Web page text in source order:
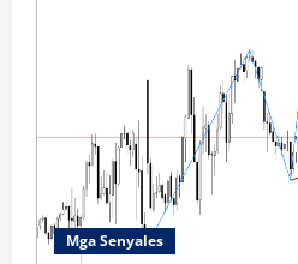
Mga Senyales